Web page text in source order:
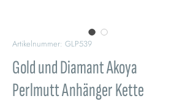
Artikelnummer: GLP539
Gold und Diamant Akoya
Perlmutt Anhänger Kette